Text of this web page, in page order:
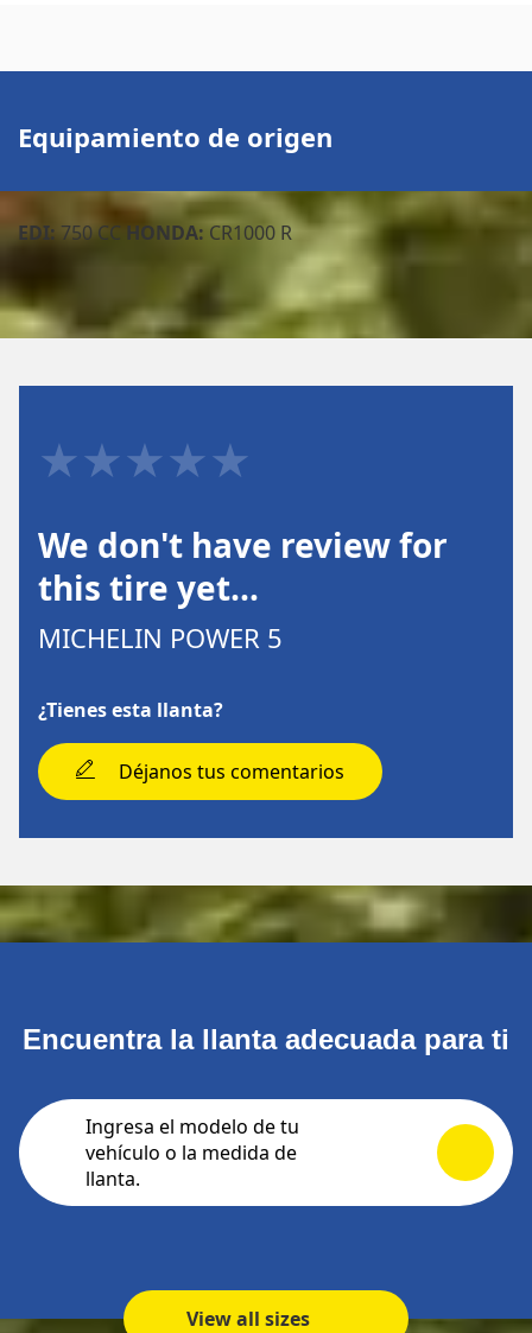
Equipamiento de origen
EDI: 750 CC HONDA: CR1000 R
★★★★★
We don't have review for
this tire yet…
MICHELIN POWER 5
¿Tienes esta llanta?
Déjanos tus comentarios
Encuentra la llanta adecuada para ti
Ingresa el modelo de tu
vehículo o la medida de
llanta.
View all sizes